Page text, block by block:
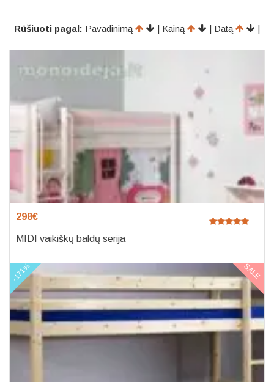
Rūšiuoti pagal: Pavadinimą | Kainą | Datą |
298€
MIDI vaikiškų baldų serija
-171% SALE